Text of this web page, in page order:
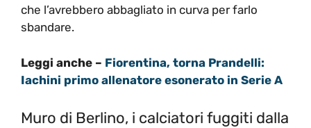
che l’avrebbero abbagliato in curva per farlo
sbandare.
Leggi anche – Fiorentina, torna Prandelli:
Iachini primo allenatore esonerato in Serie A
Muro di Berlino, i calciatori fuggiti dalla